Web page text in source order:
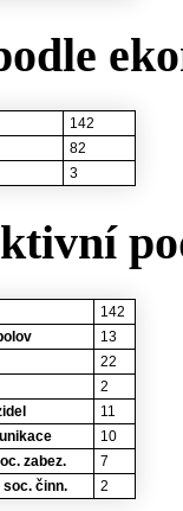
142
82
3
142
13
22
2
11
10
zabez.
7
činn.
2